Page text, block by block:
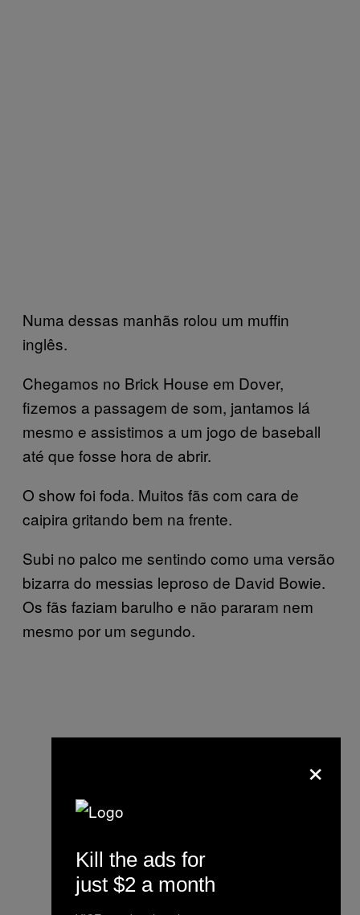
Numa dessas manhãs rolou um muffin
inglês.
Chegamos no Brick House em Dover,
fizemos a passagem de som, jantamos lá
mesmo e assistimos a um jogo de baseball
até que fosse hora de abrir.
O show foi foda. Muitos fãs com cara de
caipira gritando bem na frente.
Subi no palco me sentindo como uma versão
bizarra do messias leproso de David Bowie.
Os fãs faziam barulho e não pararam nem
mesmo por um segundo.
×
Kill the ads for
just $2 a month